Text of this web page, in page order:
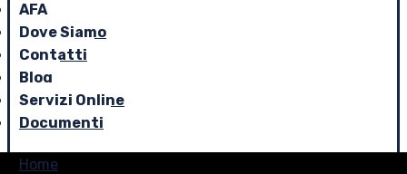
AFA
Dove Siamo
Contatti
Blog
Servizi Online
Documenti
Home